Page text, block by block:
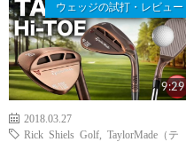
ウェッジの試打・レビュー
9:29
2018.03.27
Rick Shiels Golf
TaylorMade（テ